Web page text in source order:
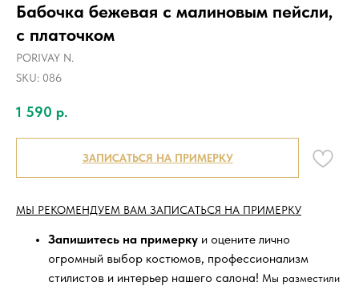
Бабочка бежевая с малиновым пейсли,
с платочком
PORIVAY N.
SKU: 086
1 590 р.
ЗАПИСАТЬСЯ НА ПРИМЕРКУ
МЫ РЕКОМЕНДУЕМ ВАМ ЗАПИСАТЬСЯ НА ПРИМЕРКУ
Запишитесь на примерку и оцените лично
огромный выбор костюмов, профессионализм
стилистов и интерьер нашего салона! Мы разместили